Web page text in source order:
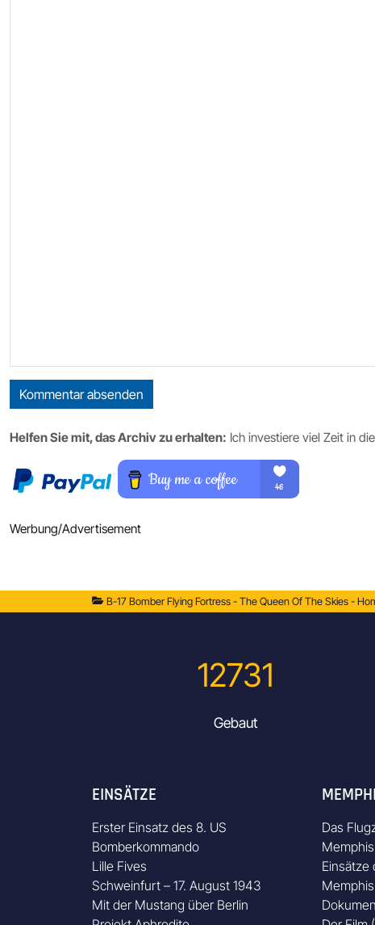
Kommentar absenden
Helfen Sie mit, das Archiv zu erhalten: Ich investiere viel Zeit in
Werbung/Advertisement
B-17 Bomber Flying Fortress - The Queen Of The Skies -
12731
Gebaut
EINSÄTZE
Erster Einsatz des 8. US
Bomberkommando
Lille Fives
Schweinfurt – 17. August 1943
Mit der Mustang über Berlin
Das
Einsätze